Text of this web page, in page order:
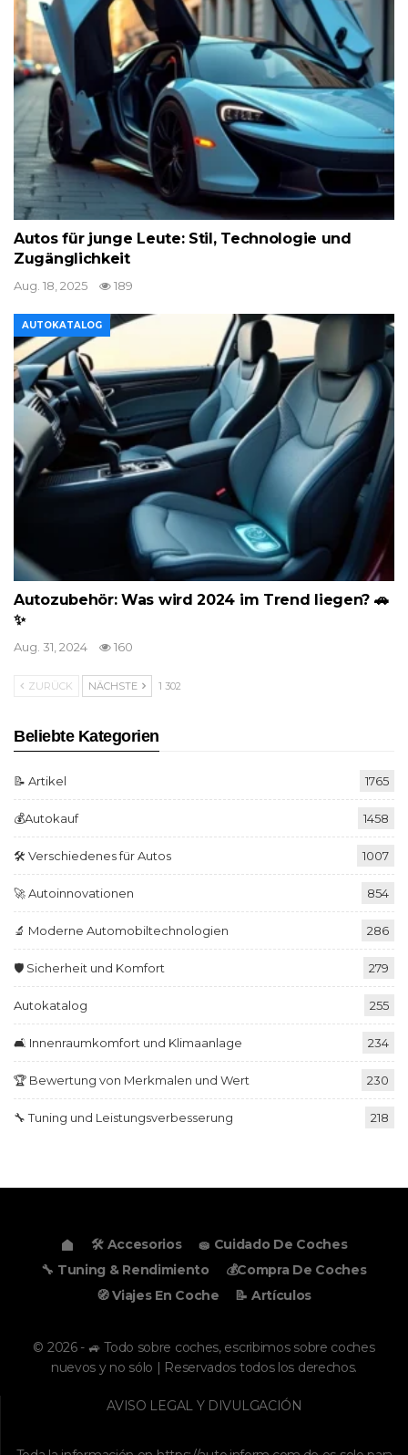
Autos für junge Leute: Stil, Technologie und
Zugänglichkeit
Aug. 18, 2025 189
AUTOKATALOG
Autozubehör: Was wird 2024 im Trend liegen? 🚗
✨
Aug. 31, 2024 160
ZURÜCK NÄCHSTE 1 302
Beliebte Kategorien
📝 Artikel 1765
💰Autokauf 1458
🛠️ Verschiedenes für Autos 1007
🚀 Autoinnovationen 854
🔬 Moderne Automobiltechnologien 286
🛡️ Sicherheit und Komfort 279
Autokatalog 255
🛋️ Innenraumkomfort und Klimaanlage 234
🏆 Bewertung von Merkmalen und Wert 230
🔧 Tuning und Leistungsverbesserung 218
🛠️ Accesorios
🧽 Cuidado De Coches
🔧 Tuning & Rendimiento
💰Compra De Coches
🧭 Viajes En Coche
📝 Artículos
© 2026 - 🚙 Todo sobre coches, escribimos sobre coches
nuevos y no sólo | Reservados todos los derechos.
AVISO LEGAL Y DIVULGACIÓN